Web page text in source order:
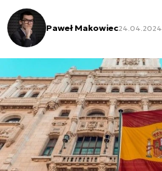
Paweł Makowiec24.04.2024